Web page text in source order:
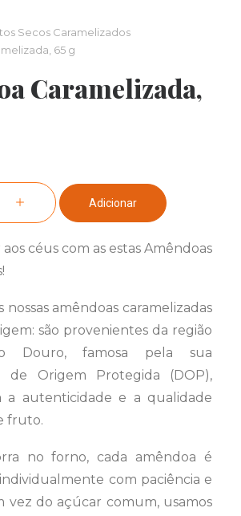
Secos Caramelizados
65 g
Caramelizada,
Adicionar
céus com as estas Amêndoas
nossas amêndoas caramelizadas
são provenientes da região
Douro, famosa pela sua
de Origem Protegida (DOP),
a autenticidade e a qualidade
fruto.
no forno, cada amêndoa é
com paciência e
vez do açúcar comum, usamos